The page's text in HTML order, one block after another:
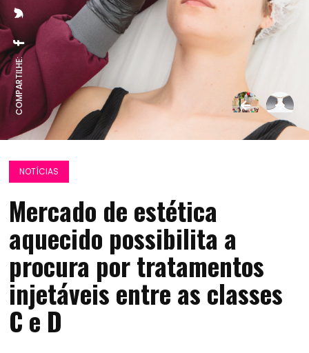
COMPARTILHE:
NOTÍCIAS
Mercado de estética
aquecido possibilita a
procura por tratamentos
injetáveis entre as classes
C e D